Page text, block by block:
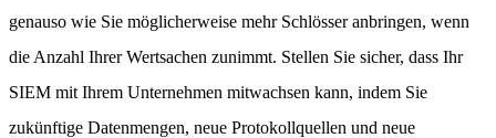
genauso wie Sie möglicherweise mehr Schlösser anbringen, wenn
die Anzahl Ihrer Wertsachen zunimmt. Stellen Sie sicher, dass Ihr
SIEM mit Ihrem Unternehmen mitwachsen kann, indem Sie
zukünftige Datenmengen, neue Protokollquellen und neue